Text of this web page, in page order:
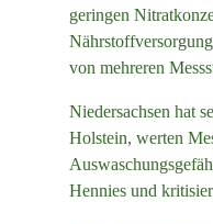
geringen
von mehreren
Niedersachsen hat
Holstein, werten
Hennies und